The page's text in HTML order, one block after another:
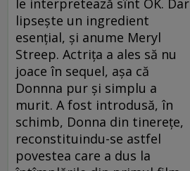
le interpretează sînt OK. Dar
lipsește un ingredient
esențial, și anume Meryl
Streep. Actrița a ales să nu
joace în sequel, așa că
Donnna pur și simplu a
murit. A fost introdusă, în
schimb, Donna din tinerețe,
reconstituindu-se astfel
povestea care a dus la